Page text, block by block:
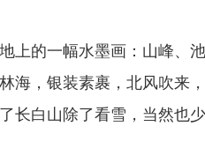
上的一幅水墨画：山峰、
海，银装素裹，北风吹来
长白山除了看雪，当然也